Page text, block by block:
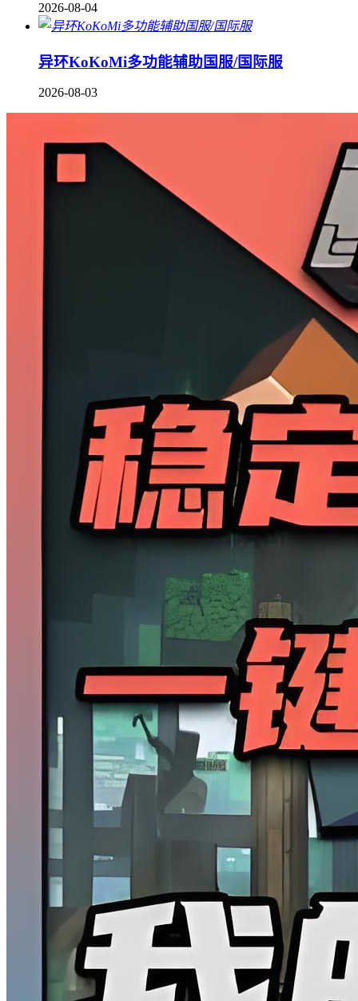
2026-08-04
异环KoKoMi多功能辅助国服/国际服
2026-08-03